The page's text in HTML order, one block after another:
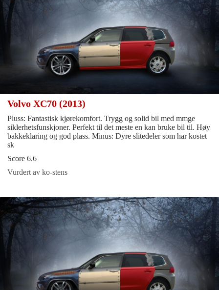
Volvo XC70 (2013)
Pluss: Fantastisk kjørekomfort. Trygg og solid bil med mmge
siklerhetsfunskjoner. Perfekt til det meste en kan bruke bil til. Høy
bakkeklaring og god plass. Minus: Dyre slitedeler som har kostet
sk
Score 6.6
Vurdert av ko-stens